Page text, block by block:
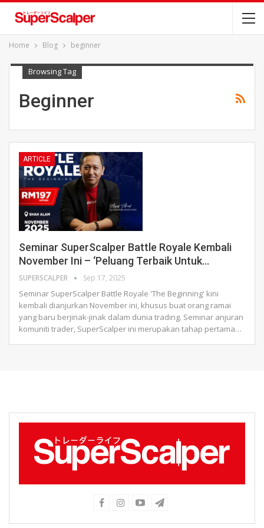
Home Blog beginner
Browsing Tag
Beginner
ARTICLE
Seminar SuperScalper Battle Royale Kembali
November Ini – ‘Peluang Terbaik Untuk…
SUPERSCALPER Sep 17, 2025
Seminar SuperScalper Battle Royale 'The Beginning' kini
kembali dianjurkan November ini, khusus buat orang ramai
yang baru berjinak-jinak dalam dunia trading. Seminar anjuran
komuniti trader, SuperScalper ini merupakan tahap pertama…